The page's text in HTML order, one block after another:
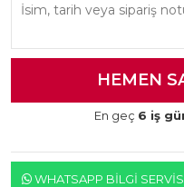
En geç 6 iş
WHATSAPP BILGI